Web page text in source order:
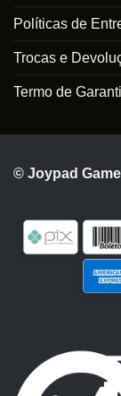
Políticas de
Trocas e
Termo de
© Joypad